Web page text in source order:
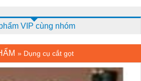
VIP cùng nhóm
» Dụng cụ cắt gọt